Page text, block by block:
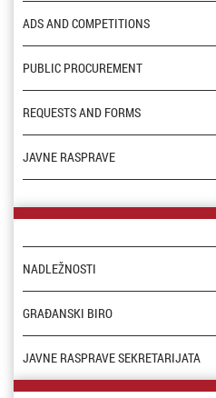
ADS AND COMPETITIONS
PUBLIC PROCUREMENT
REQUESTS AND FORMS
JAVNE RASPRAVE
NADLEŽNOSTI
GRAĐANSKI BIRO
JAVNE RASPRAVE SEKRETARIJATA